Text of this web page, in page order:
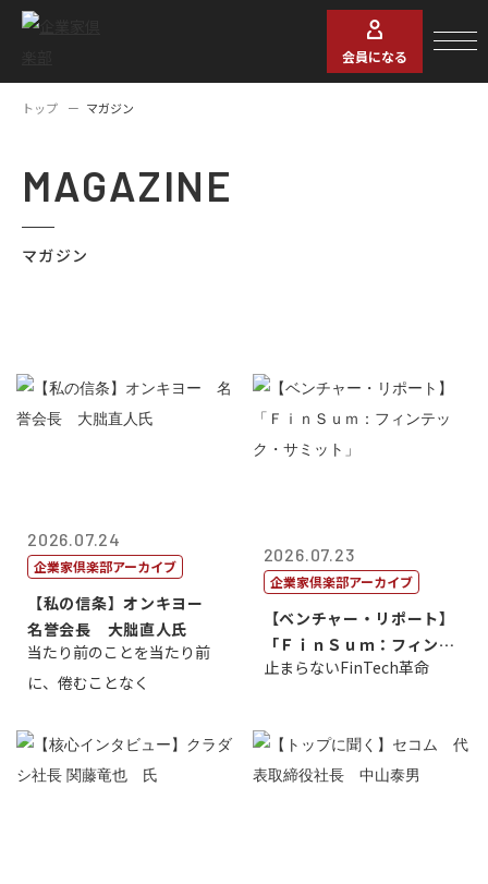
会員になる
トップ マガジン
MAGAZINE
マガジン
2026.07.24
企業家倶楽部アーカイブ
【私の信条】オンキヨー
名誉会長 大朏直人氏
当たり前のことを当たり前
に、倦むことなく
2026.07.23
企業家倶楽部アーカイブ
【ベンチャー・リポート】
「ＦｉｎＳｕｍ：フィンテ
ック・サミッ...
止まらないFinTech革命